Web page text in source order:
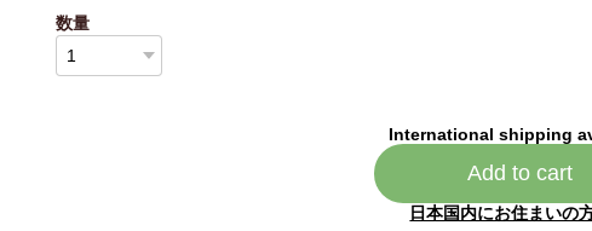
数量
International shipping
Add to cart
日本国内にお住まいの